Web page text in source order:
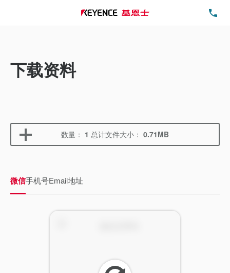
下载资料
数量： 1 总计文件大小： 0.71MB
微信手机号Email地址